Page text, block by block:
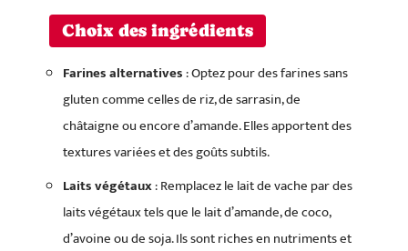
Choix des ingrédients
Farines alternatives: Optez pour des farines sans
gluten comme celles de riz, de sarrasin, de
châtaigne ou encore d’amande. Elles apportent des
textures variées et des goûts subtils.
Laits végétaux: Remplacez le lait de vache par des
laits végétaux tels que le lait d’amande, de coco,
d’avoine ou de soja. Ils sont riches en nutriments et